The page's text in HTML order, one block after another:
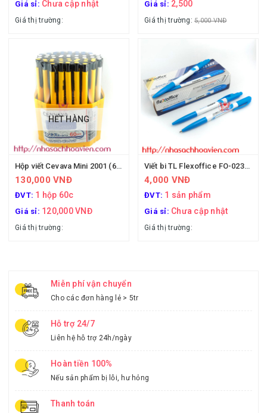
Giá sỉ: Chưa cập nhật
Giá thị trường:
Giá sỉ: 2,500
Giá thị trường: 5,000 VNĐ
HẾT HÀNG
Hộp viết Cevava Mini 2001 (60 cây)
130,000 VNĐ
ĐVT: 1 hộp 60c
Giá sỉ: 120,000 VNĐ
Giá thị trường:
Viết bi TL Flexoffice FO-023/VN
4,000 VNĐ
ĐVT: 1 sản phẩm
Giá sỉ: Chưa cập nhật
Giá thị trường:
Miễn phí vận chuyển
Cho các đơn hàng lẻ > 5tr
Hỗ trợ 24/7
Liên hệ hỗ trợ 24h/ngày
Hoàn tiền 100%
Nếu sản phẩm bị lỗi, hư hỏng
Thanh toán